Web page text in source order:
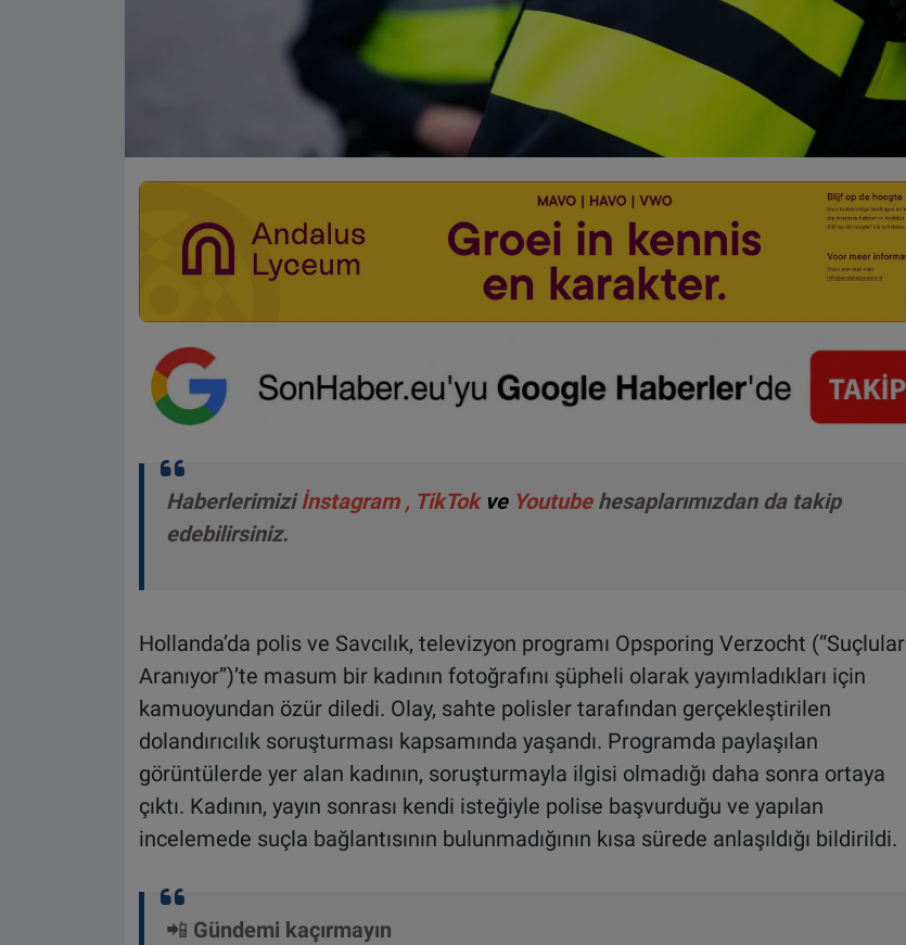
Haberlerimizi İnstagram , TikTok ve Youtube hesaplarımızdan da takip
edebilirsiniz.
Hollanda’da polis ve Savcılık, televizyon programı Opsporing Verzocht (“Suçlular
Aranıyor”)’te masum bir kadının fotoğrafını şüpheli olarak yayımladıkları için
kamuoyundan özür diledi. Olay, sahte polisler tarafından gerçekleştirilen
dolandırıcılık soruşturması kapsamında yaşandı. Programda paylaşılan
görüntülerde yer alan kadının, soruşturmayla ilgisi olmadığı daha sonra ortaya
çıktı. Kadının, yayın sonrası kendi isteğiyle polise başvurduğu ve yapılan
incelemede suçla bağlantısının bulunmadığının kısa sürede anlaşıldığı bildirildi.
📲 Gündemi kaçırmayın